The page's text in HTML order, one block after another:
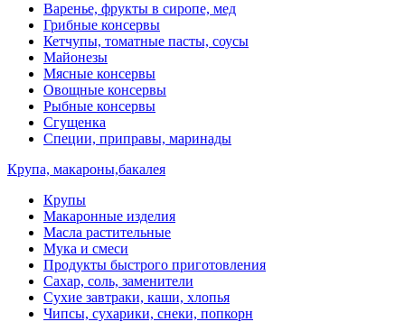
Варенье, фрукты в сиропе, мед
Грибные консервы
Кетчупы, томатные пасты, соусы
Майонезы
Мясные консервы
Овощные консервы
Рыбные консервы
Сгущенка
Специи, приправы, маринады
Крупа, макароны,бакалея
Крупы
Макаронные изделия
Масла растительные
Мука и смеси
Продукты быстрого приготовления
Сахар, соль, заменители
Сухие завтраки, каши, хлопья
Чипсы, сухарики, снеки, попкорн